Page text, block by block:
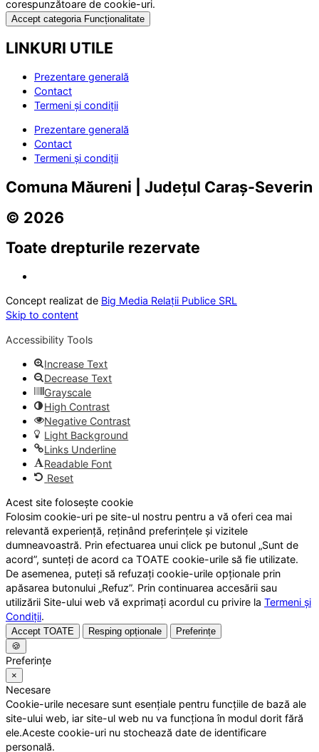
corespunzătoare de cookie-uri.
Accept categoria Funcționalitate
LINKURI UTILE
Prezentare generală
Contact
Termeni și condiții
Prezentare generală
Contact
Termeni și condiții
Comuna Măureni | Județul Caraș-Severin
© 2026
Toate drepturile rezervate
Concept realizat de Big Media Relații Publice SRL
Skip to content
Accessibility Tools
Increase Text
Decrease Text
Grayscale
High Contrast
Negative Contrast
Light Background
Links Underline
Readable Font
Reset
Acest site folosește cookie
Folosim cookie-uri pe site-ul nostru pentru a vă oferi cea mai
relevantă experiență, reținând preferințele și vizitele
dumneavoastră. Prin efectuarea unui click pe butonul „Sunt de
acord”, sunteți de acord ca TOATE cookie-urile să fie utilizate.
De asemenea, puteți să refuzați cookie-urile opționale prin
apăsarea butonului „Refuz”. Prin continuarea accesării sau
utilizării Site-ului web vă exprimați acordul cu privire la Termeni și
Condiții.
Accept TOATE Resping opționale
Preferințe
🍪
Preferințe
×
Necesare
Cookie-urile necesare sunt esențiale pentru funcțiile de bază ale
site-ului web, iar site-ul web nu va funcționa în modul dorit fără
ele.Aceste cookie-uri nu stochează date de identificare
personală.